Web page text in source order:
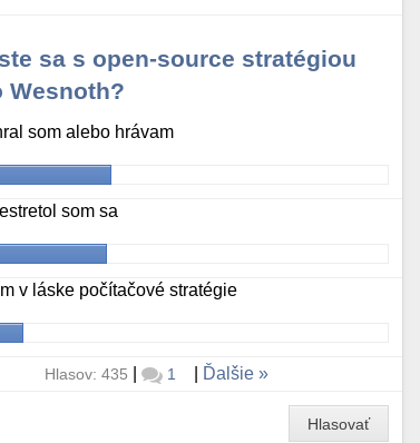
sa s open-source stratégiou
Wesnoth?
som alebo hrávam
som sa
v láske počítačové stratégie
Hlasov: 435 | 1 Ďalšie
Hlasovať